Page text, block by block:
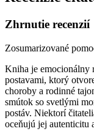
Zhrnutie recenzií
Zosumarizované
Kniha je emocionálny
postavami, ktorý
choroby a rodinné
smútok so svetlými
postáv. Niektorí
oceňujú jej autenticitu